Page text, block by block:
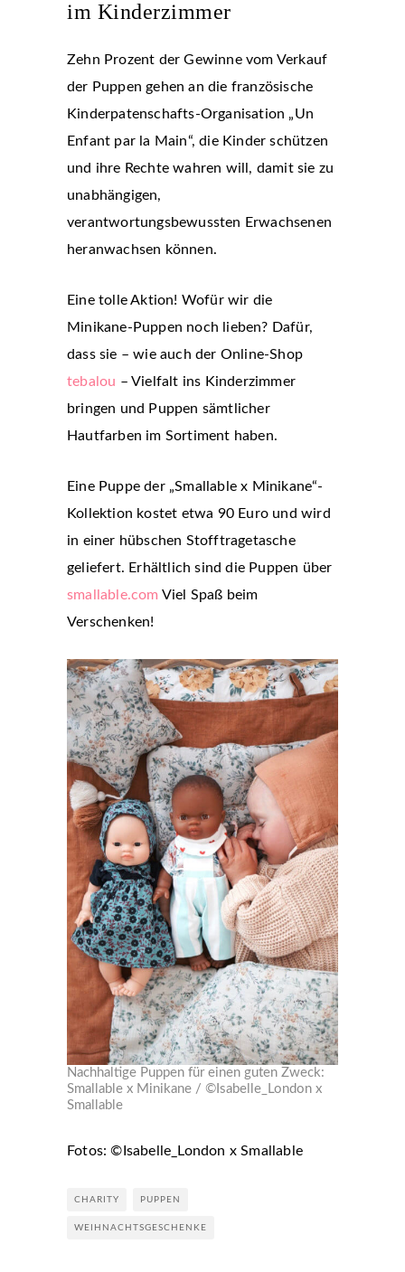
im Kinderzimmer
Zehn Prozent der Gewinne vom Verkauf
der Puppen gehen an die französische
Kinderpatenschafts-Organisation „Un
Enfant par la Main“, die Kinder schützen
und ihre Rechte wahren will, damit sie zu
unabhängigen,
verantwortungsbewussten Erwachsenen
heranwachsen können.
Eine tolle Aktion! Wofür wir die
Minikane-Puppen noch lieben? Dafür,
dass sie – wie auch der Online-Shop
tebalou – Vielfalt ins Kinderzimmer
bringen und Puppen sämtlicher
Hautfarben im Sortiment haben.
Eine Puppe der „Smallable x Minikane“-
Kollektion kostet etwa 90 Euro und wird
in einer hübschen Stofftragetasche
geliefert. Erhältlich sind die Puppen über
smallable.com Viel Spaß beim
Verschenken!
Nachhaltige Puppen für einen guten Zweck:
Smallable x Minikane / ©Isabelle_London x
Smallable
Fotos: ©Isabelle_London x Smallable
CHARITY PUPPEN
WEIHNACHTSGESCHENKE